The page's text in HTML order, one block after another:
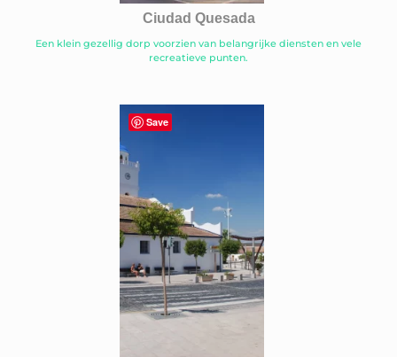
Ciudad Quesada
Een klein gezellig dorp voorzien van belangrijke diensten en vele
recreatieve punten.
Save